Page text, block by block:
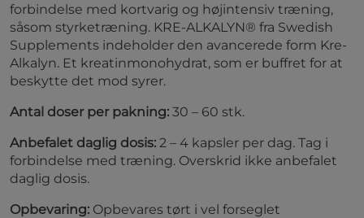
forbindelse med kortvarig og højintensiv træning,
såsom styrketræning. KRE-ALKALYN® fra Swedish
Supplements indeholder den avancerede form Kre-
Alkalyn. Et kreatinmonohydrat, som er buffret for at
beskytte det mod syrer.
Antal doser per pakning: 30 – 60 stk.
Anbefalet daglig dosis: 2 – 4 kapsler per dag. Tag i
forbindelse med træning. Overskrid ikke anbefalet
daglig dosis.
Opbevaring: Opbevares tørt i vel forseglet